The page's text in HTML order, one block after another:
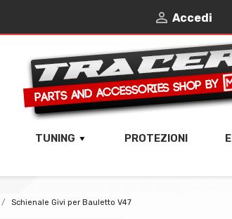
 Accedi
TUNING PROTEZIONI
Schienale Givi per Bauletto V47